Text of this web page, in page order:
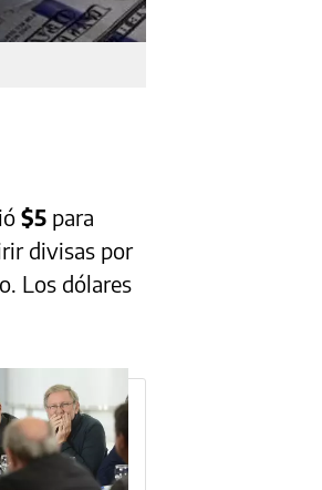
$5 para
divisas por
Los dólares